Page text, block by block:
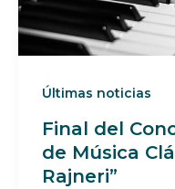
Últimas noticias
Final del
de Música
Rajneri”